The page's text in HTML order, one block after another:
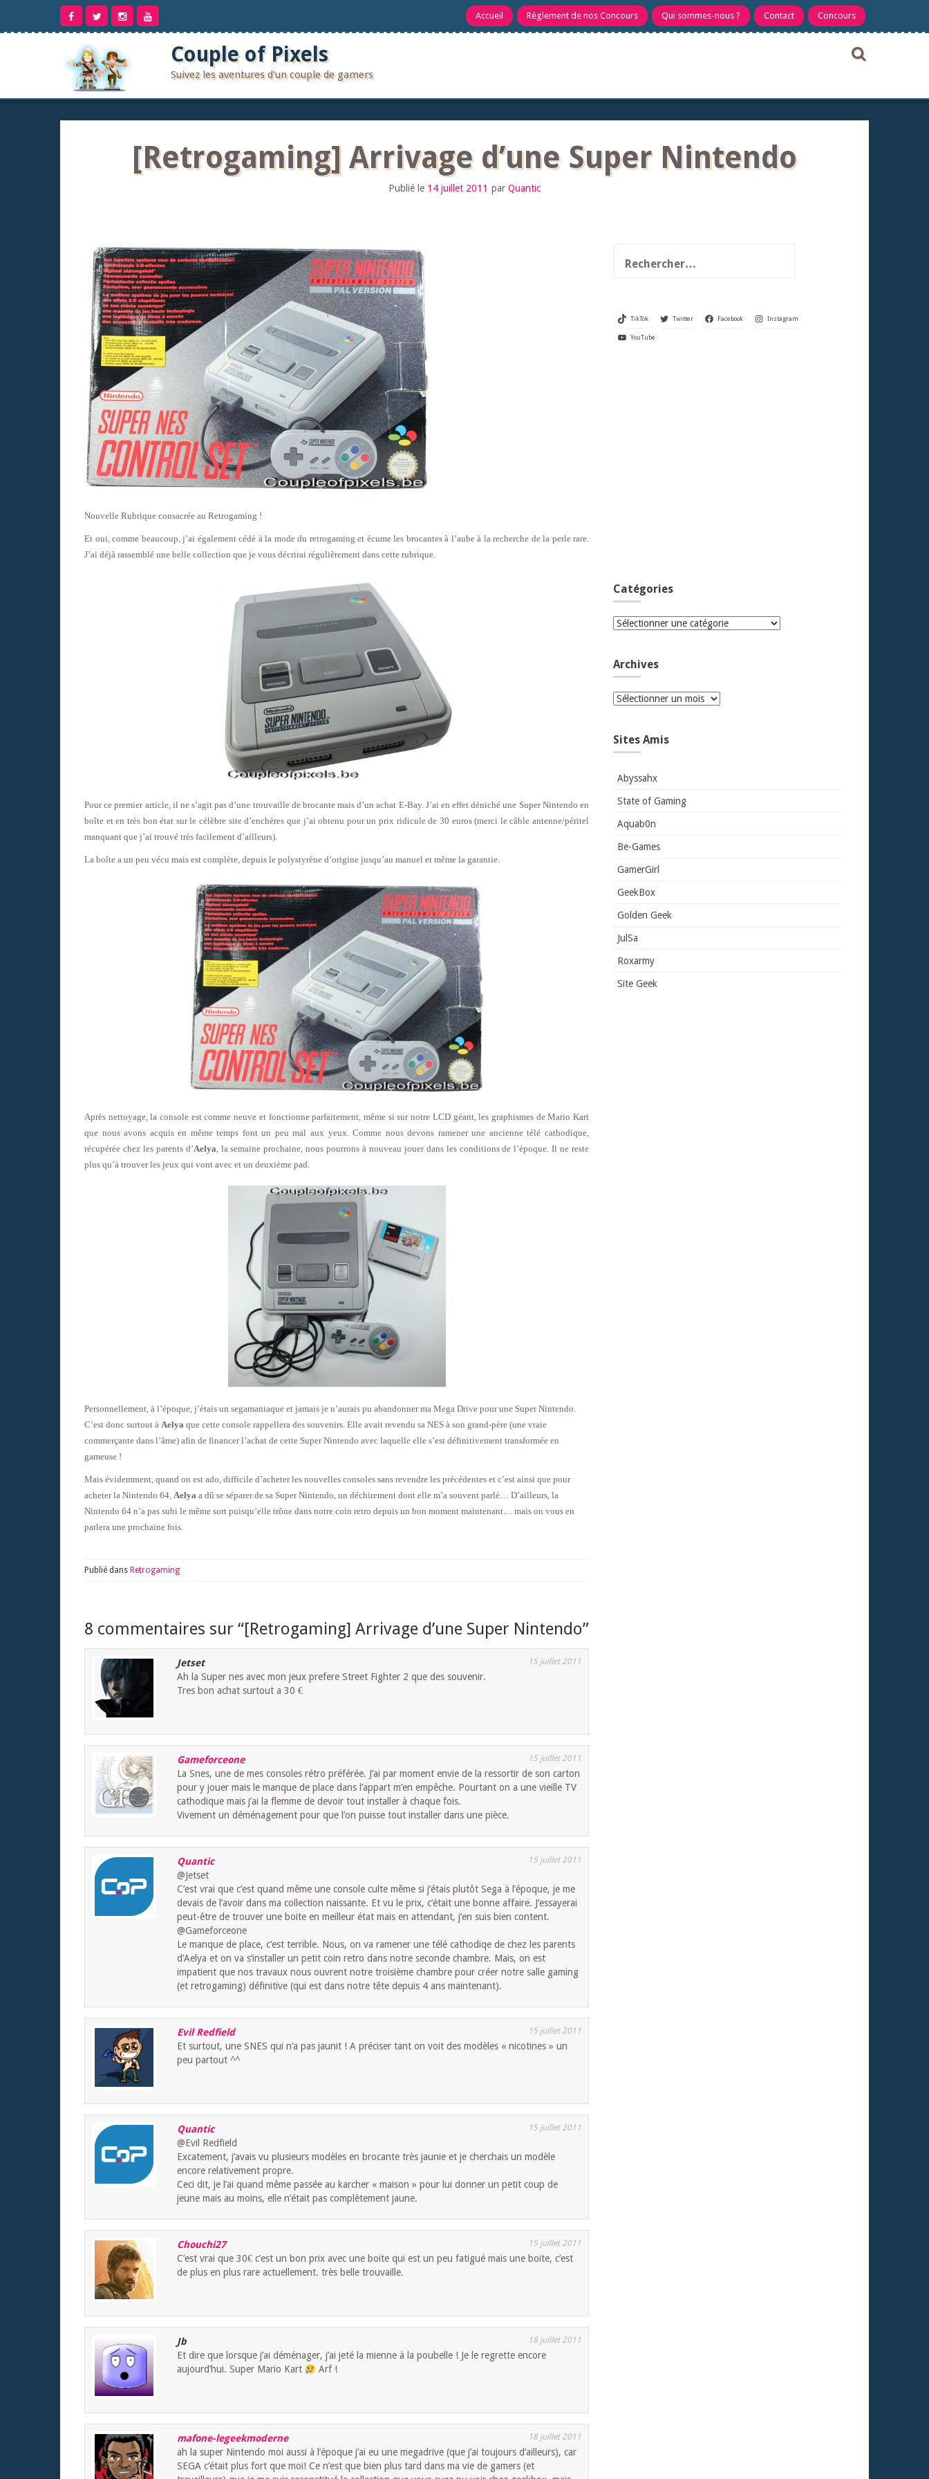
contenu
Accueil Règlement de nos Concours Qui sommes-nous ? Contact Concours
Couple of Pixels
Suivez les aventures d'un couple de gamers
[Retrogaming] Arrivage d’une Super Nintendo
Publié le 14 juillet 2011 par Quantic
Nouvelle Rubrique consacrée au Retrogaming !
Et oui, comme beaucoup, j’ai également cédé à la mode du retrogaming et écume les brocantes à l’aube à la recherche de la perle rare.
J’ai déjà rassemblé une belle collection que je vous décrirai régulièrement dans cette rubrique.
Pour ce premier article, il ne s’agit pas d’une trouvaille de brocante mais d’un achat E-Bay. J’ai en effet déniché une Super Nintendo en
boîte et en très bon état sur le célèbre site d’enchères que j’ai obtenu pour un prix ridicule de 30 euros (merci le câble antenne/péritel
manquant que j’ai trouvé très facilement d’ailleurs).
La boîte a un peu vécu mais est complète, depuis le polystyrène d’origine jusqu’au manuel et même la garantie.
Après nettoyage, la console est comme neuve et fonctionne parfaitement, même si sur notre LCD géant, les graphismes de Mario Kart
que nous avons acquis en même temps font un peu mal aux yeux. Comme nous devons ramener une ancienne télé cathodique,
récupérée chez les parents d’Aelya , la semaine prochaine, nous pourrons à nouveau jouer dans les conditions de l’époque. Il ne reste
plus qu’à trouver les jeux qui vont avec et un deuxième pad.
Personnellement, à l’époque, j’étais un segamaniaque et jamais je n’aurais pu abandonner ma Mega Drive pour une Super Nintendo.
C’est donc surtout à Aelya que cette console rappellera des souvenirs. Elle avait revendu sa NES à son grand-père (une vraie
commerçante dans l’âme) afin de financer l’achat de cette Super Nintendo avec laquelle elle s’est définitivement transformée en
gameuse !
Mais évidemment, quand on est ado, difficile d’acheter les nouvelles consoles sans revendre les précédentes et c’est ainsi que pour
acheter la Nintendo 64, Aelya a dû se séparer de sa Super Nintendo, un déchirement dont elle m’a souvent parlé… D’ailleurs, la
Nintendo 64 n’a pas subi le même sort puisqu’elle trône dans notre coin retro depuis un bon moment maintenant… mais on vous en
parlera une prochaine fois.
Publié dans Retrogaming
8 commentaires sur “[Retrogaming] Arrivage d’une Super Nintendo”
Jetset 15 juillet 2011
Ah la Super nes avec mon jeux prefere Street Fighter 2 que des souvenir.
Tres bon achat surtout a 30 €
Gameforceone 15 juillet 2011
La Snes, une de mes consoles rétro préférée. J’ai par moment envie de la ressortir de son carton
pour y jouer mais le manque de place dans l’appart m’en empêche. Pourtant on a une vieille TV
cathodique mais j’ai la flemme de devoir tout installer à chaque fois.
Vivement un déménagement pour que l’on puisse tout installer dans une pièce.
Quantic 15 juillet 2011
@Jetset
C’est vrai que c’est quand même une console culte même si j’étais plutôt Sega à l’époque, je me
devais de l’avoir dans ma collection naissante. Et vu le prix, c’était une bonne affaire. J’essayerai
peut-être de trouver une boite en meilleur état mais en attendant, j’en suis bien content.
@Gameforceone
Le manque de place, c’est terrible. Nous, on va ramener une télé cathodiqe de chez les parents
d’Aelya et on va s’installer un petit coin retro dans notre seconde chambre. Mais, on est
impatient que nos travaux nous ouvrent notre troisième chambre pour créer notre salle gaming
(et retrogaming) définitive (qui est dans notre tête depuis 4 ans maintenant).
Evil Redfield 15 juillet 2011
Et surtout, une SNES qui n’a pas jaunit ! A préciser tant on voit des modèles « nicotines » un
peu partout ^^
Quantic 15 juillet 2011
@Evil Redfield
Excatement, j’avais vu plusieurs modèles en brocante très jaunie et je cherchais un modèle
encore relativement propre.
Ceci dit, je l’ai quand même passée au karcher « maison » pour lui donner un petit coup de
jeune mais au moins, elle n’était pas complètement jaune.
Chouchi27 15 juillet 2011
C’est vrai que 30€ c’est un bon prix avec une boite qui est un peu fatigué mais une boite, c’est
de plus en plus rare actuellement. très belle trouvaille.
Jb 18 juillet 2011
Et dire que lorsque j’ai déménager, j’ai jeté la mienne à la poubelle ! Je le regrette encore
aujourd’hui. Super Mario Kart
Arf !
mafone-legeekmoderne 18 juillet 2011
ah la super Nintendo moi aussi à l’époque j’ai eu une megadrive (que j’ai toujours d’ailleurs), car
SEGA c’était plus fort que moi! Ce n’est que bien plus tard dans ma vie de gamers (et
TikTok Twitter Facebook Instagram
YouTube
Catégories
Catégories
Archives
Archives
Sites Amis
Abyssahx
State of Gaming
Aquab0n
Be-Games
GamerGirl
GeekBox
Golden Geek
JulSa
Roxarmy
Site Geek